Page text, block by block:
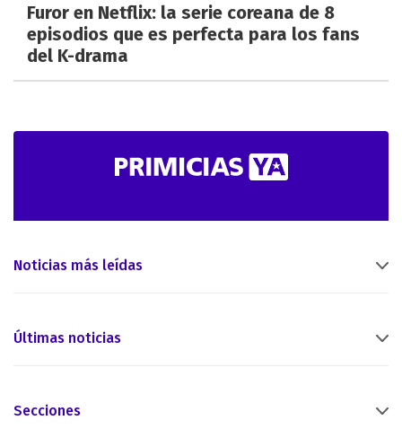
Furor en Netflix: la serie coreana de 8
episodios que es perfecta para los fans
del K-drama
Noticias más leídas
Últimas noticias
Secciones